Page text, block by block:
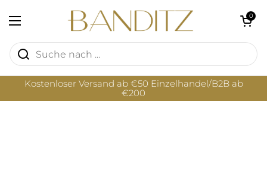
Menü öffnen
Warenkorb
0
Kostenloser Versand ab €50 Einzelhandel/B2B ab
€200